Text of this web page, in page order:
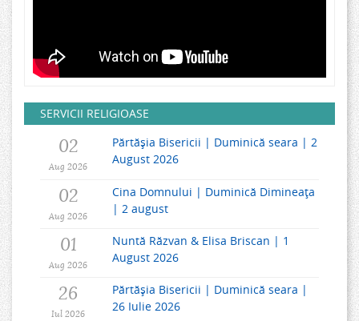
SERVICII RELIGIOASE
02
Aug 2026
Părtășia Bisericii | Duminică seara | 2
August 2026
02
Aug 2026
Cina Domnului | Duminică Dimineața
| 2 august
01
Aug 2026
Nuntă Răzvan & Elisa Briscan | 1
August 2026
26
Iul 2026
Părtășia Bisericii | Duminică seara |
26 Iulie 2026